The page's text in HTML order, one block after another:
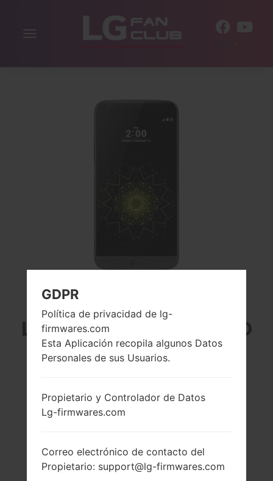
Alternar
LG H858 (LGH858) DE
LA SERIE LG G5 SPEED
5.3 pulgadas
1440 x 2560 píxeles
(~554 densidad de
píxeles por
MSM8996
Snapdragon 820
4GB
GDPR
Política de privacidad de lg-
firmwares.com
Esta Aplicación recopila algunos Datos
Personales de sus Usuarios.
Propietario y Controlador de Datos
Lg-firmwares.com
Correo electrónico de contacto del
Propietario: support@lg-firmwares.com